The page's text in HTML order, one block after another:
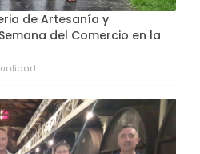
de Artesanía y
del Comercio en la